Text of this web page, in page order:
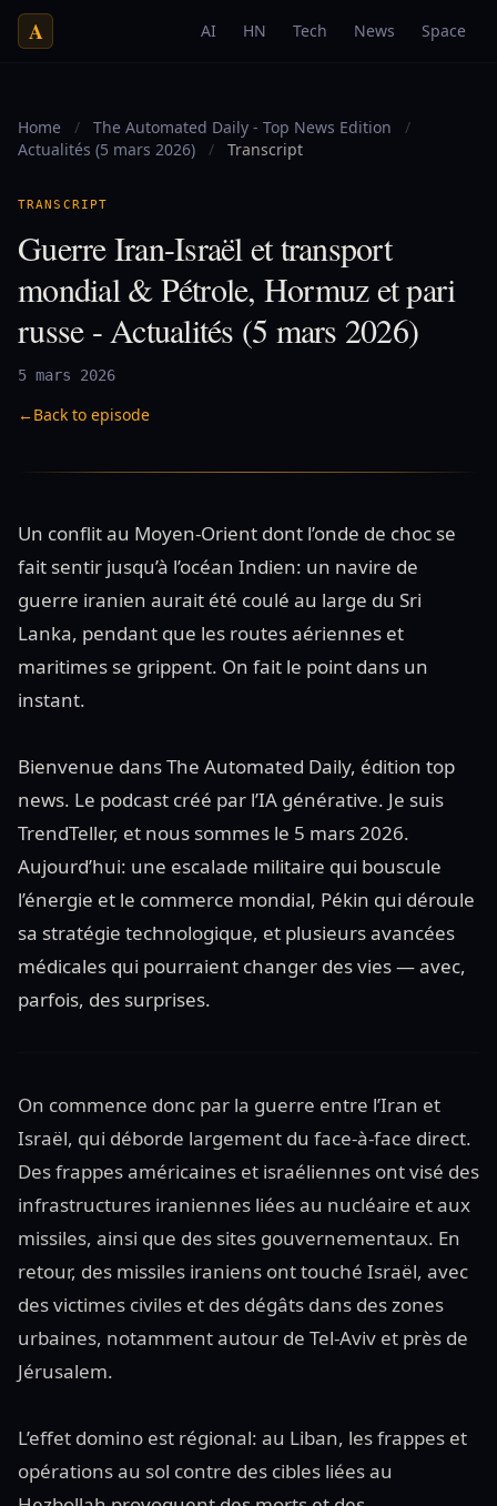
A AI HN Tech News Space
Home / The Automated Daily - Top News Edition
/
Actualités (5 mars 2026)
/ Transcript
TRANSCRIPT
Guerre Iran-Israël et transport
mondial & Pétrole, Hormuz et pari
russe - Actualités (5 mars 2026)
5 mars 2026
←Back to episode
Un conflit au Moyen-Orient dont l’onde de choc se
fait sentir jusqu’à l’océan Indien: un navire de
guerre iranien aurait été coulé au large du Sri
Lanka, pendant que les routes aériennes et
maritimes se grippent. On fait le point dans un
instant.
Bienvenue dans The Automated Daily, édition top
news. Le podcast créé par l’IA générative. Je suis
TrendTeller, et nous sommes le 5 mars 2026.
Aujourd’hui: une escalade militaire qui bouscule
l’énergie et le commerce mondial, Pékin qui déroule
sa stratégie technologique, et plusieurs avancées
médicales qui pourraient changer des vies — avec,
parfois, des surprises.
On commence donc par la guerre entre l’Iran et
Israël, qui déborde largement du face-à-face direct.
Des frappes américaines et israéliennes ont visé des
infrastructures iraniennes liées au nucléaire et aux
missiles, ainsi que des sites gouvernementaux. En
retour, des missiles iraniens ont touché Israël, avec
des victimes civiles et des dégâts dans des zones
urbaines, notamment autour de Tel-Aviv et près de
Jérusalem.
L’effet domino est régional: au Liban, les frappes et
opérations au sol contre des cibles liées au